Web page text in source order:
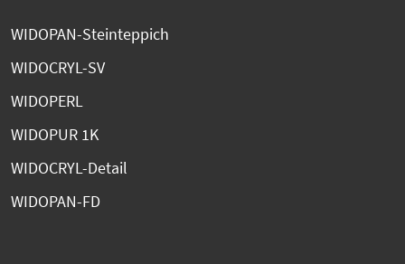
WIDOPAN-Steinteppich
WIDOCRYL-SV
WIDOPERL
WIDOPUR 1K
WIDOCRYL-Detail
WIDOPAN-FD